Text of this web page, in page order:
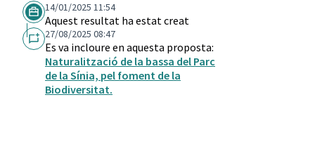
14/01/2025 11:54
Aquest resultat ha estat creat
27/08/2025 08:47
Es va incloure en aquesta proposta:
Naturalització de la bassa del Parc
de la Sínia, pel foment de la
Biodiversitat.